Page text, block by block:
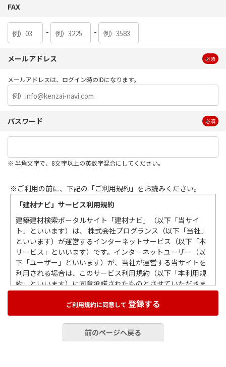
FAX
- -
メールアドレス 必須
メールアドレスは、ログイン時のIDになります。
パスワード 必須
※ 半角文字で、8文字以上の英数字混合にしてください。
※ご利用の前に、下記の「ご利用規約」をお読みください。
「建材ナビ」サービス利用規約
建築建材検索ポータルサイト「建材ナビ」（以下「当サイ
ト」といいます）は、 株式会社プログランス（以下「当社」
といいます）が運営するインターネットサービス（以下「本
サービス」といいます）です。インターネットユーザー（以
下「ユーザー」といいます）が、当社が運営する当サイトを
利用される場合は、このサービス利用規約（以下「本利用規
約」といいます）に同意承諾されたものとさせていただきま
当社の本利用規約は、ユーザーによる当サイトの利用すべて
ご利用規約に同意して 登録する
前のページへ戻る